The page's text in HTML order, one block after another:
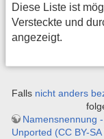
Diese Liste ist
Versteckte und
angezeigt.
Falls nicht anders
Namensnennung
Unported (CC BY-